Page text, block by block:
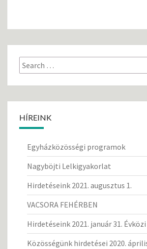
Search
for:
HÍREINK
Egyházközösségi programok
Nagyböjti Lelkigyakorlat
Hirdetéseink 2021. augusztus 1.
VACSORA FEHÉRBEN
Hirdetéseink 2021. január 31.
Közösségünk hirdetései 2020.